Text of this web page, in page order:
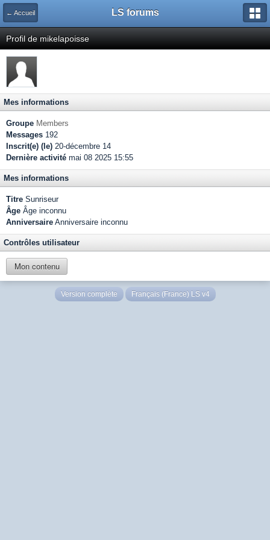
← Accueil LS forums
Profil de mikelapoisse
Mes informations
Groupe Members
Messages 192
Inscrit(e) (le) 20-décembre 14
Dernière activité mai 08 2025 15:55
Mes informations
Titre Sunriseur
Âge Âge inconnu
Anniversaire Anniversaire inconnu
Contrôles utilisateur
Mon contenu
Version complète Français (France) LS v4